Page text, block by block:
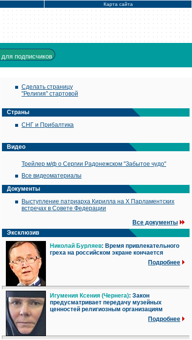
Карта сайта
для подписчиков
Сделать страницу
"Религия" стартовой
Страны
СНГ и Прибалтика
Видео
Трейлер м/ф о Сергии Радонежском "Забытое чудо"
Все видеоматериалы
Документы
Выступление патриарха Кирилла на X Парламентских
встречах в Совете Федерации
Все документы
Эксклюзив
Николай Бурляев: Время привлекательного
греха на российском экране кончается
Подробнее
Игумения Ксения (Чернега): Закон
предусматривает передачу музейных
ценностей религиозным организациям
Подробнее